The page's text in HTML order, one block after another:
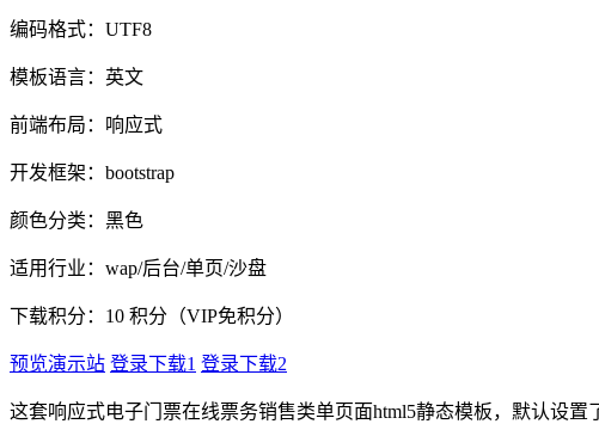
编码格式：UTF8
模板语言：英文
前端布局：响应式
开发框架：bootstrap
颜色分类：黑色
适用行业：wap/后台/单页/沙盘
下载积分： 10 积分（VIP免积分）
预览演示站 登录下载1 登录下载2
这套响应式电子门票在线票务销售类单页面html5静态模板，默认设